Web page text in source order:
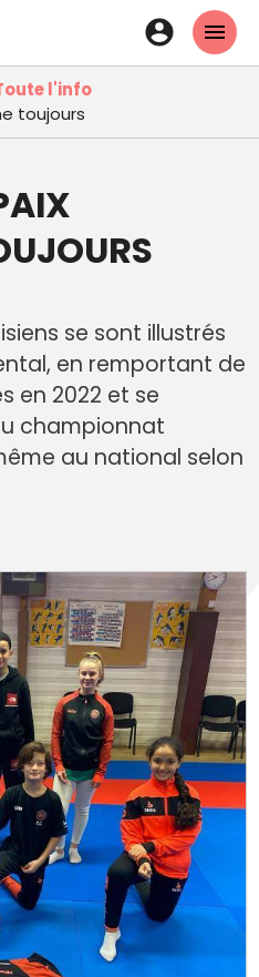
contenu
principal
En-
tête
l'info
toujours
se sont illustrés
en remportant de
en 2022 et se
championnat
au national selon